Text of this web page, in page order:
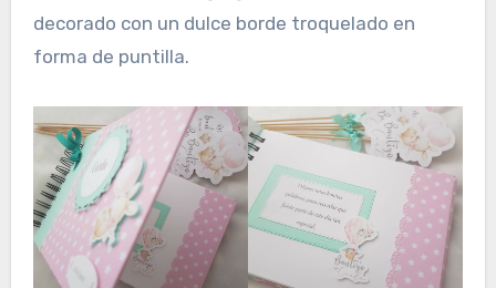
decorado con un dulce borde troquelado en
forma de puntilla.